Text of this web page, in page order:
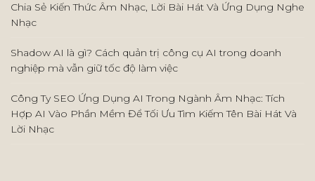
Chia Sẻ Kiến Thức Âm Nhạc, Lời Bài Hát Và Ứng Dụng Nghe
Nhạc
Shadow AI là gì? Cách quản trị công cụ AI trong doanh
nghiệp mà vẫn giữ tốc độ làm việc
Công Ty SEO Ứng Dụng AI Trong Ngành Âm Nhạc: Tích
Hợp AI Vào Phần Mềm Để Tối Ưu Tìm Kiếm Tên Bài Hát Và
Lời Nhạc